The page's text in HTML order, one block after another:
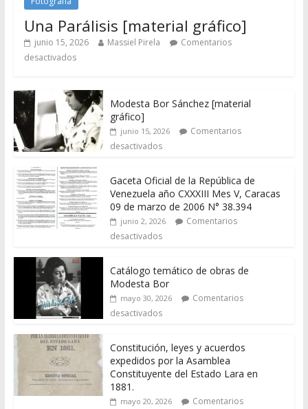
Una Parálisis [material gráfico]
junio 15, 2026 Massiel Pirela
Comentarios
desactivados
Modesta Bor Sánchez [material
gráfico]
junio 15, 2026
Comentarios
desactivados
Gaceta Oficial de la República de
Venezuela año CXXXIII Mes V, Caracas
09 de marzo de 2006 N° 38.394
junio 2, 2026
Comentarios
desactivados
Catálogo temático de obras de
Modesta Bor
mayo 30, 2026
Comentarios
desactivados
Constitución, leyes y acuerdos
expedidos por la Asamblea
Constituyente del Estado Lara en
1881.
mayo 20, 2026
Comentarios